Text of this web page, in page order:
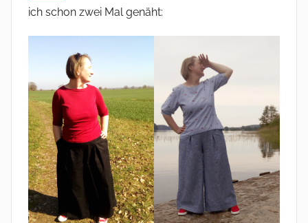
ich schon zwei Mal genäht: